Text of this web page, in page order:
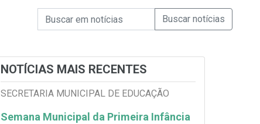
Campo de Busca de Notícias
Campo de Busca de informaçõesEnviar a Busca de
NOTÍCIAS MAIS RECENTES
SECRETARIA MUNICIPAL DE EDUCAÇÃO
Semana Municipal da Primeira Infância